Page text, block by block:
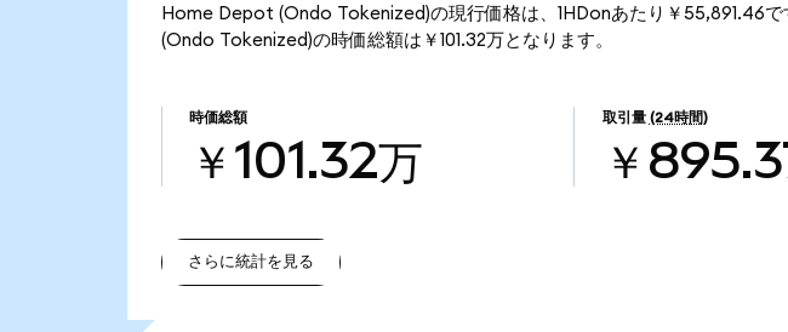
Home Depot (Ondo Tokenized)の現行価格は、1HDonあたり￥55,891.46
(Ondo Tokenized)の時価総額は￥101.32万となります。
時価総額
￥101.32万
取引量 (24時間)
￥
さらに統計を見る